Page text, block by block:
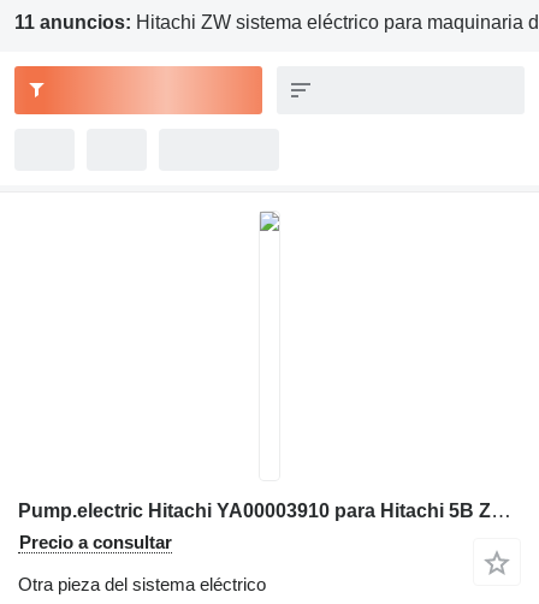
11 anuncios: Hitachi ZW sistema eléctrico para maquinaria
Pump.electric Hitachi YA00003910 para Hitachi 5B ZW ZW-6 ZW-7 ZW-5B ZW180-7 cargadora de ruedas
Precio a consultar
Otra pieza del sistema eléctrico